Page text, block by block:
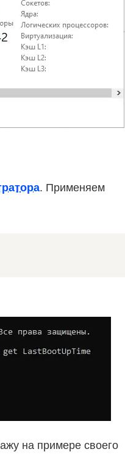
. Применяем
на примере своего